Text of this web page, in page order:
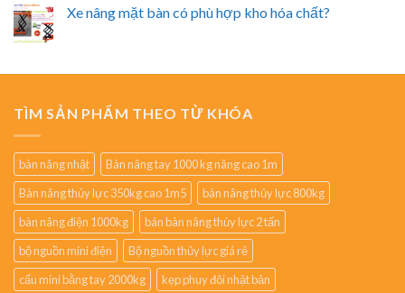
Xe nâng mặt bàn có phù hợp kho hóa chất?
TÌM SẢN PHẨM THEO TỪ KHÓA
bàn nâng nhật
Bàn nâng tay 1000 kg nâng cao 1m
Bàn nâng thủy lực 350kg cao 1m5
bàn nâng thủy lực 800kg
bàn nâng điện 1000kg
bán bàn nâng thủy lực 2 tấn
bộ nguồn mini điện
Bộ nguồn thủy lực giá rẻ
cẩu mini bằng tay 2000kg
kẹp phuy đôi nhật bản